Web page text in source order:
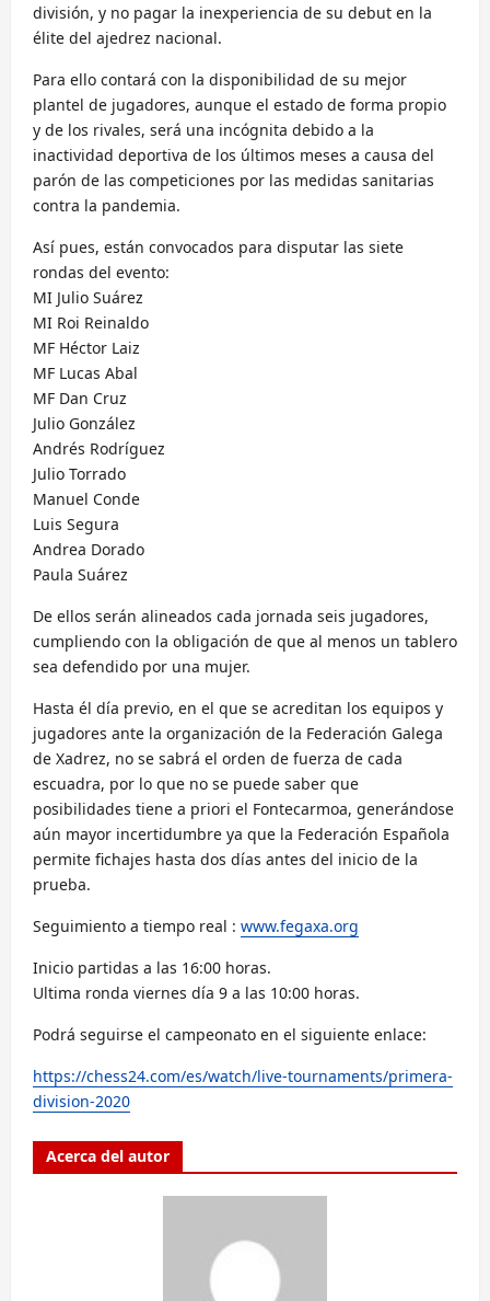
división, y no pagar la inexperiencia de su debut en la
élite del ajedrez nacional.
Para ello contará con la disponibilidad de su mejor
plantel de jugadores, aunque el estado de forma propio
y de los rivales, será una incógnita debido a la
inactividad deportiva de los últimos meses a causa del
parón de las competiciones por las medidas sanitarias
contra la pandemia.
Así pues, están convocados para disputar las siete
rondas del evento:
MI Julio Suárez
MI Roi Reinaldo
MF Héctor Laiz
MF Lucas Abal
MF Dan Cruz
Julio González
Andrés Rodríguez
Julio Torrado
Manuel Conde
Luis Segura
Andrea Dorado
Paula Suárez
De ellos serán alineados cada jornada seis jugadores,
cumpliendo con la obligación de que al menos un tablero
sea defendido por una mujer.
Hasta él día previo, en el que se acreditan los equipos y
jugadores ante la organización de la Federación Galega
de Xadrez, no se sabrá el orden de fuerza de cada
escuadra, por lo que no se puede saber que
posibilidades tiene a priori el Fontecarmoa, generándose
aún mayor incertidumbre ya que la Federación Española
permite fichajes hasta dos días antes del inicio de la
prueba.
Seguimiento a tiempo real : www.fegaxa.org
Inicio partidas a las 16:00 horas.
Ultima ronda viernes día 9 a las 10:00 horas.
Podrá seguirse el campeonato en el siguiente enlace:
https://chess24.com/es/watch/live-tournaments/primera-
division-2020
Acerca del autor